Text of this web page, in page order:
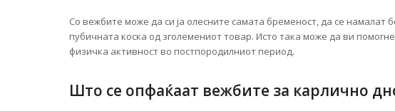
Со вежбите може да си ја олесните самата бременост, да се намалат
пубичната коска од зголемениот товар. Исто така може да ви
физичка активност во постпородилниот период.
Што се опфаќаат вежбите за карлично